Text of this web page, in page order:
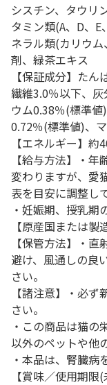
シスチン、タウリ
タミン類(A、D、
ネラル類(カリウ
剤、緑茶エキス
【保証成分】た
繊維3.0％以下、
ウム0.38％(標準
0.72％(標準値)、
【エネルギー】
【給与方法】・
変わりますが、愛
表を目安に調整し
・妊娠期、授乳期
【原産国または製
【保管方法】・
避け、風通しの良
さい。
【諸注意】・必
さい。
・この商品は猫の
以外のペットや他
・本品は、腎臓病
【賞味／使用期